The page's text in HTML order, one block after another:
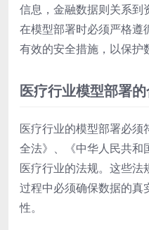
信息，金融数据则关系到
在模型部署时必须严格遵
有效的安全措施，以保护
医疗行业模型部署
医疗行业的模型部署必
全法》、《中华人民共和
医疗行业的法规。这些
过程中必须确保数据的真
性。